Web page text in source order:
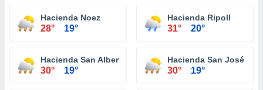
Hacienda Noez
28° 19°
Hacienda Ripoll
31° 20°
Hacienda San Alberto
30° 19°
Hacienda San José
30° 19°